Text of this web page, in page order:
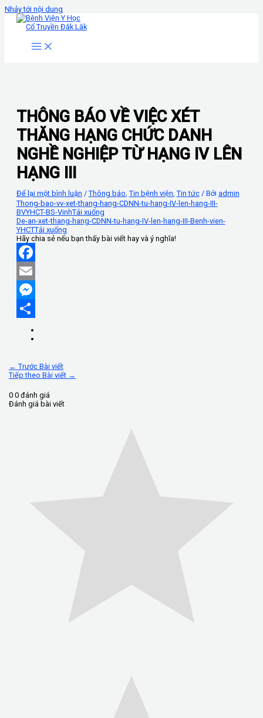
Nhảy tới nội dung
THÔNG BÁO VỀ VIỆC XÉT
THĂNG HẠNG CHỨC DANH
NGHỀ NGHIỆP TỪ HẠNG IV LÊN
HẠNG III
Để lại một bình luận / Thông báo Tin bệnh viện Tin tức/ Bởi admin
Thong-bao-vv-xet-thang-hang-CDNN-tu-hang-IV-len-hang-III-
BVYHCT-BS-VinhTải xuống
De-an-xet-thang-hang-CDNN-tu-hang-IV-len-hang-III-Benh-vien-
YHCTTải xuống
Hãy chia sẻ nếu bạn thấy bài viết hay và ý nghĩa!
Facebook
Email
Messenger
← Trước Bài viết
Tiếp theo Bài viết →
0 0 đánh giá
Đánh giá bài viết